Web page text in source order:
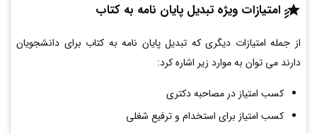
امتیازات ویژه تبدیل پایان نامه به کتاب
از جمله امتیازات دیگری که تبدیل پایان نامه به کتاب برای دانشجویان
دارند می توان به موارد زیر اشاره کرد:
کسب امتیاز در مصاحبه دکتری
کسب امتیاز برای استخدام و ترفیع شغلی